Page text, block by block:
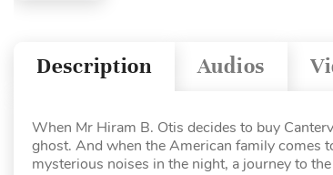
Audios
Description
When Mr Hiram B. Otis decides to buy
ghost. And when the American family comes
mysterious noises in the night, a journey to